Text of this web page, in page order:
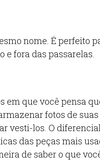
nome. É perfeito
e fora das passarelas.
em que você pensa
fotos de
vesti-los. O
das peças mais
de saber o que